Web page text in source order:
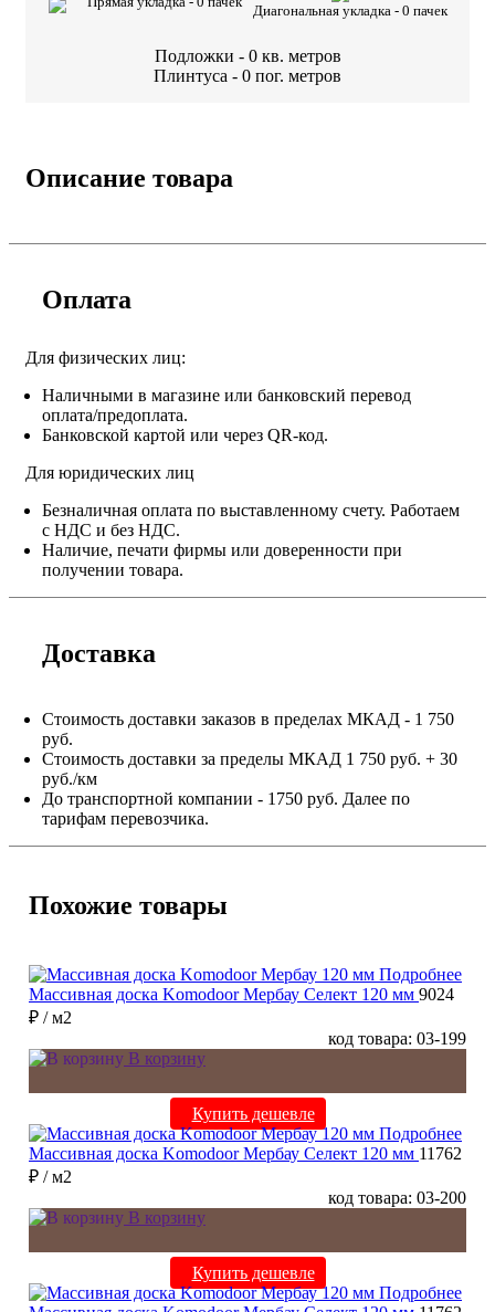
Диагональная укладка - 0 пачек
Подложки - 0 кв. метров
Плинтуса - 0 пог. метров
Описание товара
Оплата
Для физических лиц:
Наличными в магазине или банковский перевод
оплата/предоплата.
Банковской картой или через QR-код.
Для юридических лиц
Безналичная оплата по выставленному счету. Работаем
с НДС и без НДС.
Наличие, печати фирмы или доверенности при
получении товара.
Доставка
Стоимость доставки заказов в пределах МКАД - 1 750
руб.
Стоимость доставки за пределы МКАД 1 750 руб. + 30
руб./км
До транспортной компании - 1750 руб. Далее по
тарифам перевозчика.
Похожие товары
Подробнее
Массивная доска Komodoor Мербау Селект 120 мм 9024
₽ / м2
код товара: 03-199
В корзину
Купить дешевле
Подробнее
Массивная доска Komodoor Мербау Селект 120 мм 11762
₽ / м2
код товара: 03-200
В корзину
Купить дешевле
Подробнее